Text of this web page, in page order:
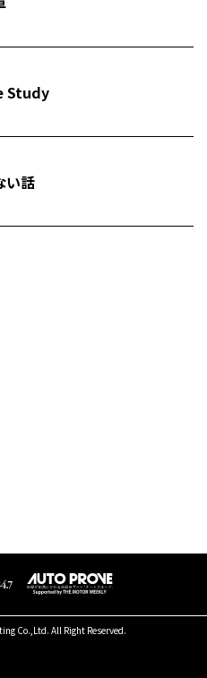
Study
い話
Co.,Ltd. All Right Reserved.